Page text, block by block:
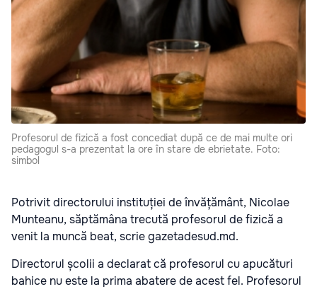
Profesorul de fizică a fost concediat după ce de mai multe ori
pedagogul s-a prezentat la ore în stare de ebrietate. Foto:
simbol
Potrivit directorului instituției de învățământ, Nicolae
Munteanu, săptămâna trecută profesorul de fizică a
venit la muncă beat, scrie gazetadesud.md.
Directorul școlii a declarat că profesorul cu apucături
bahice nu este la prima abatere de acest fel. Profesorul